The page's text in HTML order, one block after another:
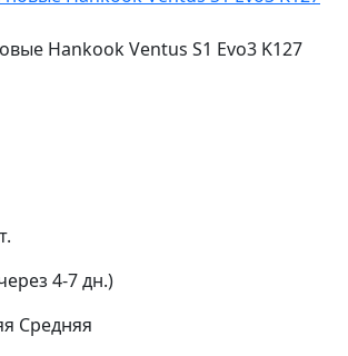
Hankook Ventus S1 Evo3 K127
4-7 дн.)
Средняя